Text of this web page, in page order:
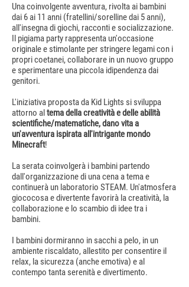
Una coinvolgente avventura, rivolta ai bambini
dai 6 ai 11 anni (fratellini/sorelline dai 5 anni),
all'insegna di giochi, racconti e socializzazione.
Il pigiama party rappresenta un'occasione
originale e stimolante per stringere legami con i
propri coetanei, collaborare in un nuovo gruppo
e sperimentare una piccola idipendenza dai
genitori.
L'iniziativa proposta da Kid Lights si sviluppa
attorno altema della creatività e delle abilità
scientifiche/matematiche, dano vita a
un'avventura ispirata all'intrigante mondo
Minecraft!
La serata coinvolgerà i bambini partendo
dall'organizzazione di una cena a tema e
continuerà un laboratorio STEAM. Un'atmosfera
giococosa e divertente favorirà la creatività, la
collaborazione e lo scambio di idee tra i
bambini.
I bambini dormiranno in sacchi a pelo, in un
ambiente riscaldato, allestito per consentire il
relax, la sicurezza (anche emotiva) e al
contempo tanta serenità e divertimento.